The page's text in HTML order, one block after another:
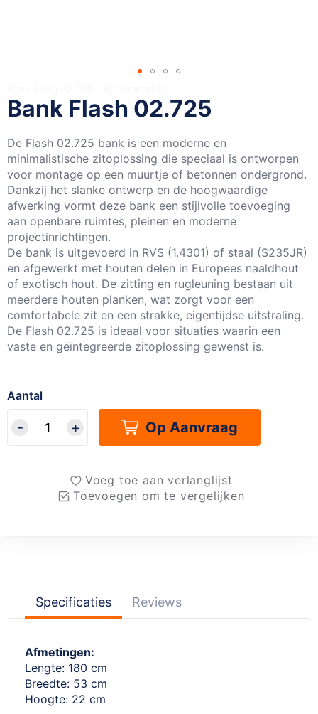
Bank Flash 02.725
De Flash 02.725 bank is een moderne en
minimalistische zitoplossing die speciaal is ontworpen
voor montage op een muurtje of betonnen ondergrond.
Dankzij het slanke ontwerp en de hoogwaardige
afwerking vormt deze bank een stijlvolle toevoeging
aan openbare ruimtes, pleinen en moderne
projectinrichtingen.
De bank is uitgevoerd in RVS (1.4301) of staal (S235JR)
en afgewerkt met houten delen in Europees naaldhout
of exotisch hout. De zitting en rugleuning bestaan uit
meerdere houten planken, wat zorgt voor een
comfortabele zit en een strakke, eigentijdse uitstraling.
De Flash 02.725 is ideaal voor situaties waarin een
vaste en geïntegreerde zitoplossing gewenst is.
Aantal
Op Aanvraag
Voeg toe aan verlanglijst
Toevoegen om te vergelijken
naar
het
begin
van
de
afbeeldingen-
gallerij
Specificaties Reviews
Afmetingen:
Lengte: 180 cm
Breedte: 53 cm
Hoogte: 22 cm